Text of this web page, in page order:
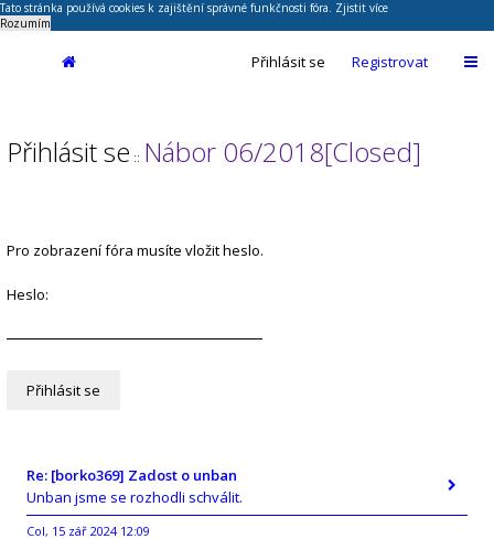
Tato stránka používá cookies k zajištění správné funkčnosti fóra. Zjistit více
Rozumím
Přihlásit se Registrovat
Přihlásit se :: Nábor 06/2018[Closed]
Pro zobrazení fóra musíte vložit heslo.
Heslo:
Re: [borko369] Zadost o unban
Unban jsme se rozhodli schválit.
Col, 15 zář 2024 12:09